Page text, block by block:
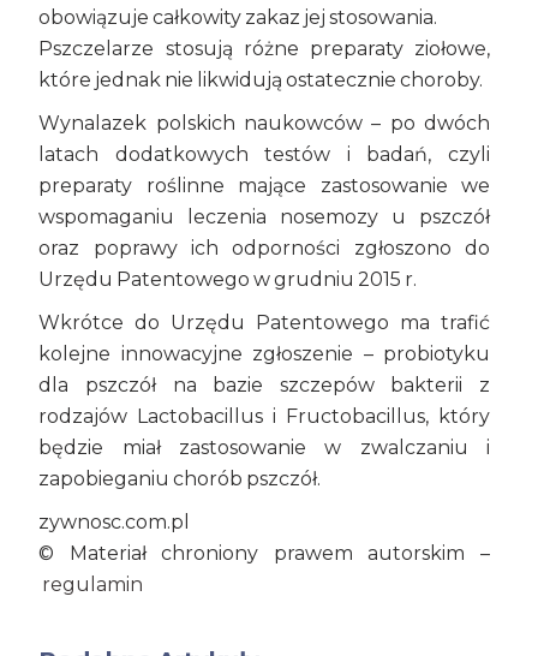
obowiązuje całkowity zakaz jej stosowania.
Pszczelarze stosują różne preparaty ziołowe,
które jednak nie likwidują ostatecznie choroby.
Wynalazek polskich naukowców – po dwóch
latach dodatkowych testów i badań, czyli
preparaty roślinne mające zastosowanie we
wspomaganiu leczenia nosemozy u pszczół
oraz poprawy ich odporności zgłoszono do
Urzędu Patentowego w grudniu 2015 r.
Wkrótce do Urzędu Patentowego ma trafić
kolejne innowacyjne zgłoszenie – probiotyku
dla pszczół na bazie szczepów bakterii z
rodzajów Lactobacillus i Fructobacillus, który
będzie miał zastosowanie w zwalczaniu i
zapobieganiu chorób pszczół.
zywnosc.com.pl
© Materiał chroniony prawem autorskim –
regulamin